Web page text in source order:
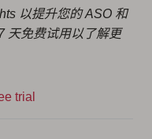
以提升您的 ASO 和
天免费试用以了解更
trial